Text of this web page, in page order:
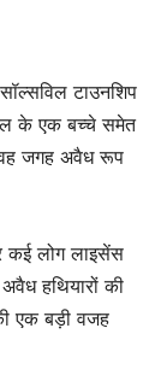
टाउनशिप
के एक बच्चे समेत
वह जगह अवैध रूप
कई लोग लाइसेंस
हथियारों की
एक बड़ी वजह